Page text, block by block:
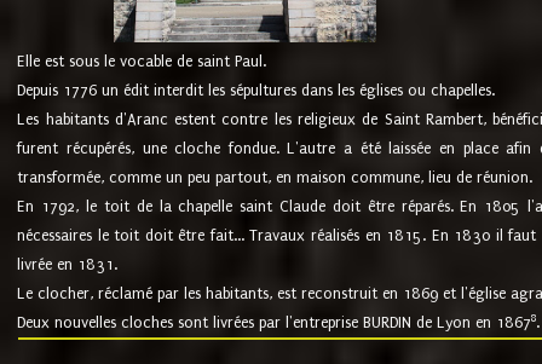
Elle est sous le vocable de saint Paul.
Depuis 1776 un édit interdit les sépultures dans les églises ou chapelles.
Les habitants d'Aranc estent contre les religieux de Saint Rambert,
furent récupérés, une cloche fondue. L'autre a été laissée en place
transformée, comme un peu partout, en maison commune, lieu de réunion.
En 1792, le toit de la chapelle saint Claude doit être réparés. En 1805
nécessaires le toit doit être fait... Travaux réalisés en 1815. En 1830 il
livrée en 1831.
Le clocher, réclamé par les habitants, est reconstruit en 1869 et l'église
Deux nouvelles cloches sont livrées par l'entreprise BURDIN de Lyon en 18678.